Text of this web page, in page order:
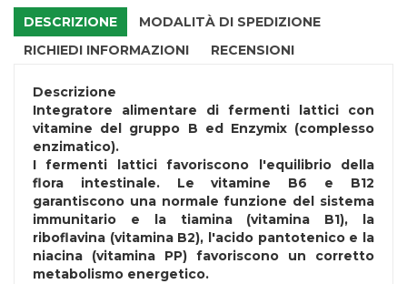
DESCRIZIONE
MODALITÀ DI SPEDIZIONE
RICHIEDI INFORMAZIONI
RECENSIONI
Descrizione
Integratore alimentare di fermenti lattici con
vitamine del gruppo B ed Enzymix (complesso
enzimatico).
I fermenti lattici favoriscono l'equilibrio della
flora intestinale. Le vitamine B6 e B12
garantiscono una normale funzione del sistema
immunitario e la tiamina (vitamina B1), la
riboflavina (vitamina B2), l'acido pantotenico e la
niacina (vitamina PP) favoriscono un corretto
metabolismo energetico.